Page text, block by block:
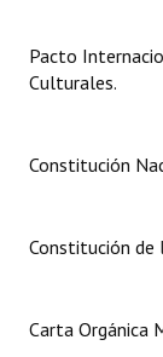
Digesto
Informes de
Dictámenes
Pacto
Culturales.
Constitución
Constitución de
Carta Orgánica